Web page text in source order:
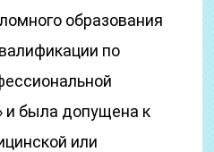
образования
по
и была допущена к
или